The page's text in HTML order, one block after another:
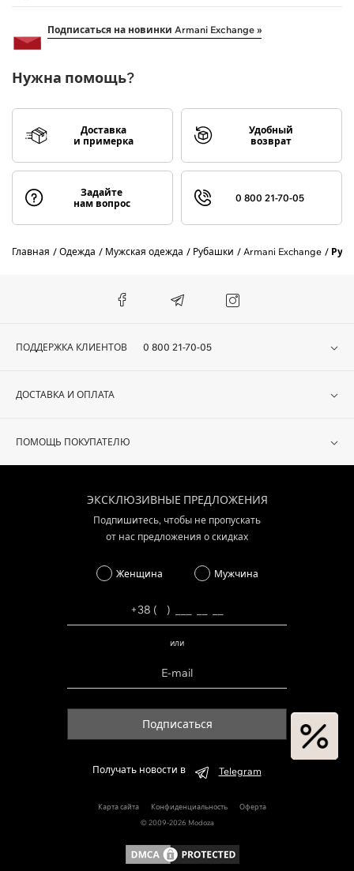
Подписаться на новинки Armani Exchange »
Нужна помощь?
Доставка
и примерка
Удобный
возврат
Задайте
нам вопрос
0 800 21-70-05
Главная Одежда Мужская одежда Рубашки Armani Exchange
ПОДДЕРЖКА КЛИЕНТОВ 0 800 21-70-05
ДОСТАВКА И ОПЛАТА
ПОМОЩЬ ПОКУПАТЕЛЮ
ЭКСКЛЮЗИВНЫЕ ПРЕДЛОЖЕНИЯ
Подпишитесь, чтобы не пропускать
от нас предложения о скидках
Женщина Мужчина
или
Подписаться
Получать новости в Telegram
Карта сайта Конфиденциальность
Оферта
© 2009-2026 Modoza